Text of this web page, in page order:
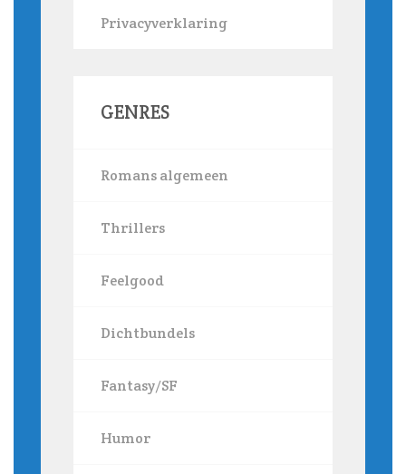
Privacyverklaring
GENRES
Romans algemeen
Thrillers
Feelgood
Dichtbundels
Fantasy/SF
Humor